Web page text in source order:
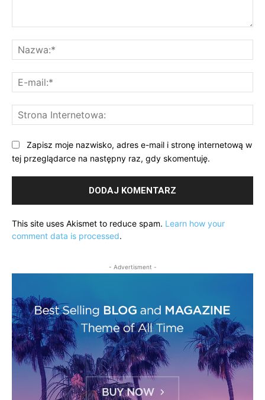
Zapisz moje nazwisko, adres e-mail i stronę internetową w
tej przeglądarce na następny raz, gdy skomentuję.
This site uses Akismet to reduce spam. Learn how your
comment data is processed.
- Advertisment -